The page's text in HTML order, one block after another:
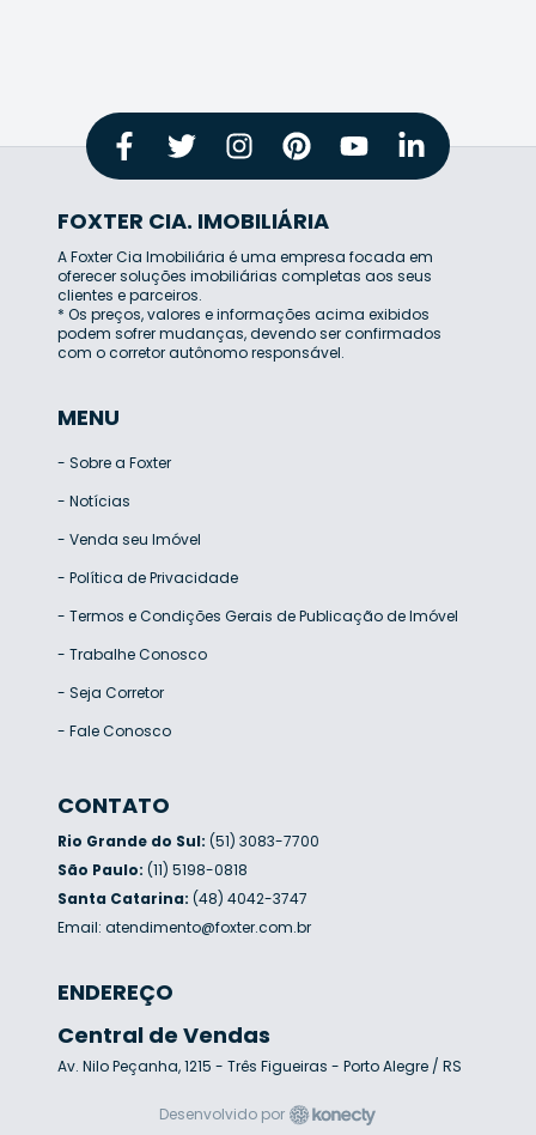
FOXTER CIA. IMOBILIÁRIA
A Foxter Cia Imobiliária é uma empresa focada em
oferecer soluções imobiliárias completas aos seus
clientes e parceiros.
* Os preços, valores e informações acima exibidos
podem sofrer mudanças, devendo ser confirmados
com o corretor autônomo responsável.
MENU
- Sobre a Foxter
- Notícias
- Venda seu Imóvel
- Política de Privacidade
- Termos e Condições Gerais de Publicação de Imóvel
- Trabalhe Conosco
- Seja Corretor
- Fale Conosco
CONTATO
Rio Grande do Sul: (51) 3083-7700
São Paulo: (11) 5198-0818
Santa Catarina: (48) 4042-3747
Email: atendimento@foxter.com.br
ENDEREÇO
Central de Vendas
Av. Nilo Peçanha, 1215 - Três Figueiras - Porto Alegre / RS
Desenvolvido por